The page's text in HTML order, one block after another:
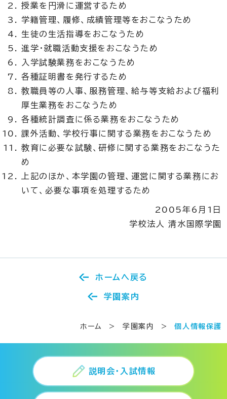
授業を円滑に運営するため
学籍管理、履修、成績管理等をおこなうため
生徒の生活指導をおこなうため
進学・就職活動支援をおこなうため
入学試験業務をおこなうため
各種証明書を発行するため
教職員等の人事、服務管理、給与等支給および福利
厚生業務をおこなうため
各種統計調査に係る業務をおこなうため
課外活動、学校行事に関する業務をおこなうため
教育に必要な試験、研修に関する業務をおこなうた
め
上記のほか、本学園の管理、運営に関する業務にお
いて、必要な事項を処理するため
2005年6月1日
学校法人 清水国際学園
学園案内
ホームへ戻る
ホーム > 学園案内 >個人情報保護
説明会・入試情報